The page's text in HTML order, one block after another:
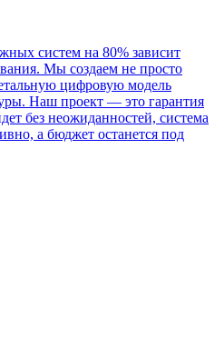
систем на 80% зависит
Мы создаем не просто
цифровую модель
Наш проект — это гарантия
без неожиданностей, система
а бюджет останется под